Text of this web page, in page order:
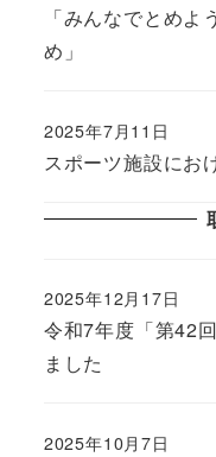
「みんなでとめ
め」
スポーツ施設にお
2025年7月11日
令和7年度「第42
ました
2025年12月17日
2025年10月7日